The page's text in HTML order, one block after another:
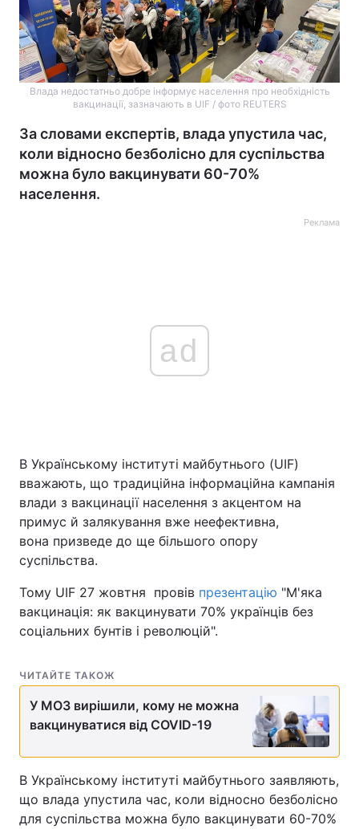
Економіка Світ
Спорт Наука
Техно і зв'язок Лайт
Здоров'я Туризм
Екологія Регіони
Лонгріди
Інтерв'ю Думки
Влада недостатньо добре інформує населення про необхідність
вакцинації, зазначають в UIF / фото REUTERS
За словами експертів, влада упустила час,
коли відносно безболісно для суспільства
можна було вакцинувати 60-70%
населення.
Реклама
ad
В Українському інституті майбутнього (UIF)
вважають, що традиційна інформаційна кампанія
влади з вакцинації населення з акцентом на
примус й залякування вже неефективна,
вона призведе до ще більшого опору
суспільства.
Тому UIF 27 жовтня провів презентацію "М'яка
вакцинація: як вакцинувати 70% українців без
соціальних бунтів і революцій".
ЧИТАЙТЕ ТАКОЖ
У МОЗ вирішили, кому не можна
вакцинуватися від COVID-19
В Українському інституті майбутнього заявляють,
що влада упустила час, коли відносно безболісно
для суспільства можна було вакцинувати 60-70%